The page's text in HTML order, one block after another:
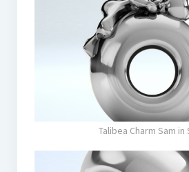
Talibea Charm Sam in